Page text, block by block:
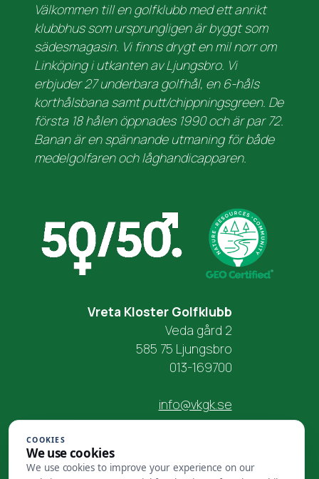
Välkommen till en golfklubb med ett anrikt
klubbhus som ursprungligen är byggt som
sädesmagasin. Vi finns drygt en mil norr om
Linköping i utkanten av Ljungsbro. Vi
erbjuder 27 underbara golfhål, en 6-håls
korthålsbana samt putt/chippningsgreen. De
första 18 hålen öppnades 1990 och är par 72.
Banan är en spännande utmaning för både
medelgolfaren och låghandicapparen.
Vreta Kloster Golfklubb
Veda gård 2
585 75 Ljungsbro
013-169700
info@vkgk.se
COOKIES
We use cookies
We use cookies to improve your experience on our